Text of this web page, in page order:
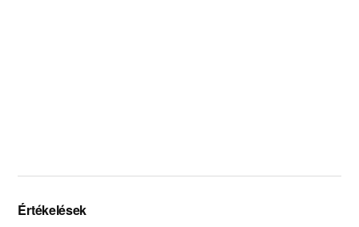
Értékelések